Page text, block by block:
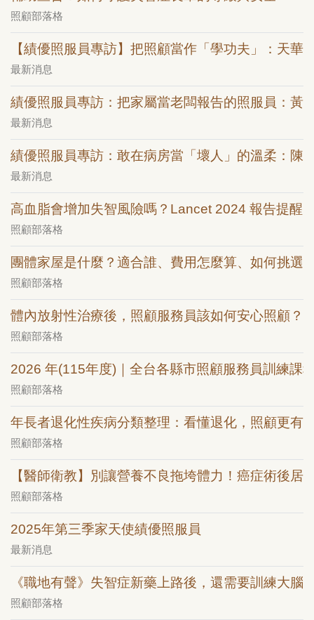
照顧部落格
【績優照服員專訪】把照顧當作「學功夫」：天華
最新消息
績優照服員專訪：把家屬當老闆報告的照服員：黃
最新消息
績優照服員專訪：敢在病房當「壞人」的溫柔：陳
最新消息
高血脂會增加失智風險嗎？Lancet 2024 報告提醒
照顧部落格
團體家屋是什麼？適合誰、費用怎麼算、如何挑選
照顧部落格
體內放射性治療後，照顧服務員該如何安心照顧？
照顧部落格
2026 年(115年度)｜全台各縣市照顧服務員訓練課
照顧部落格
年長者退化性疾病分類整理：看懂退化，照顧更有
照顧部落格
【醫師衛教】別讓營養不良拖垮體力！癌症術後居
照顧部落格
2025年第三季家天使績優照服員
最新消息
《職地有聲》失智症新藥上路後，還需要訓練大
照顧部落格